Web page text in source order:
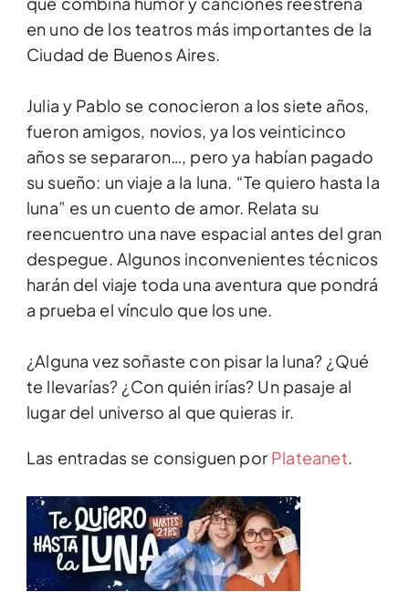
en uno de los teatros más importantes de la
Ciudad de Buenos Aires.
Julia y Pablo se conocieron a los siete años,
fueron amigos, novios, ya los veinticinco
años se separaron…, pero ya habían pagado
su sueño: un viaje a la luna. “Te quiero hasta la
luna” es un cuento de amor. Relata su
reencuentro una nave espacial antes del gran
despegue. Algunos inconvenientes técnicos
harán del viaje toda una aventura que pondrá
a prueba el vínculo que los une.
¿Alguna vez soñaste con pisar la luna? ¿Qué
te llevarías? ¿Con quién irías? Un pasaje al
lugar del universo al que quieras ir.
Las entradas se consiguen por Plateanet.